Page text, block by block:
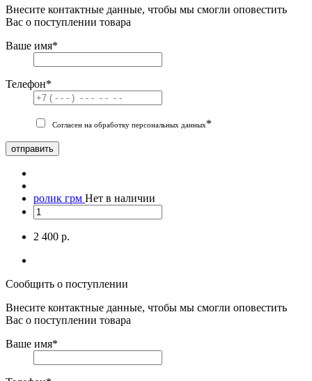
Внесите контактные данные, чтобы мы смогли оповестить
Вас о поступлении товара
Ваше имя*
Телефон*
Согласен на обработку персональных данных*
отправить
ролик грм Нет в наличии
2 400 р.
Сообщить о поступлении
Внесите контактные данные, чтобы мы смогли оповестить
Вас о поступлении товара
Ваше имя*